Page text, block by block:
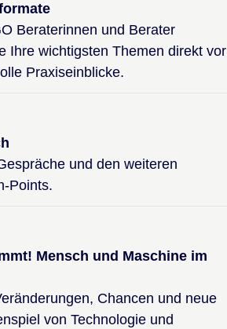
Beraterinnen und Berater
Ihre wichtigsten Themen direkt vor
Praxiseinblicke.
und den weiteren
Points.
Mensch und Maschine im
Chancen und neue
von Technologie und